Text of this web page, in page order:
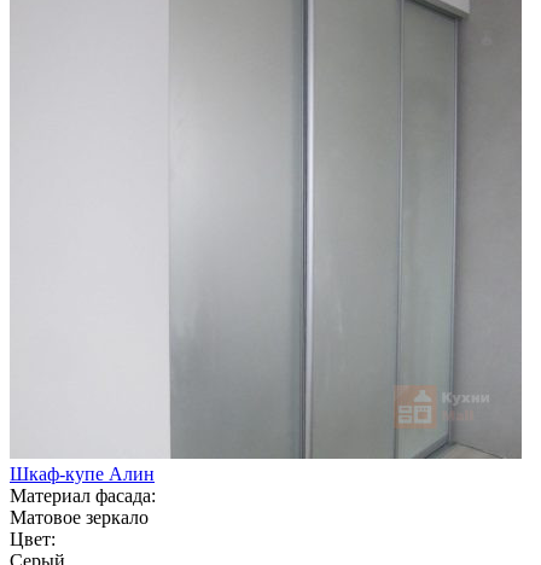
Шкаф-купе Алин
Материал фасада:
Матовое зеркало
Цвет:
Серый